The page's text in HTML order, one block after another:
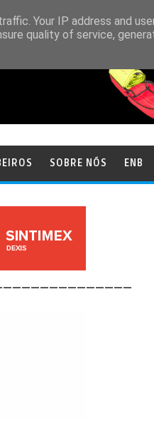
SOBRE NÓS ENB
Your IP address and
quality of service,